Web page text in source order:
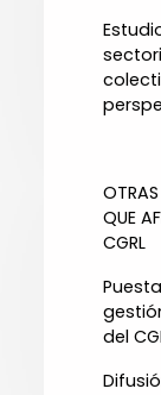
QUE
CGRL
del